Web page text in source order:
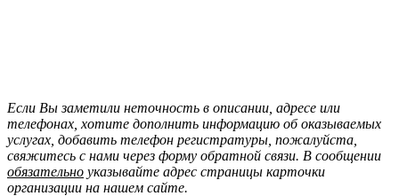
Если Вы заметили неточность в описании, адресе или
телефонах, хотите дополнить информацию об оказываемых
услугах, добавить телефон регистратуры, пожалуйста,
свяжитесь с нами через форму обратной связи. В сообщении
обязательно указывайте адрес страницы карточки
организации на нашем сайте.